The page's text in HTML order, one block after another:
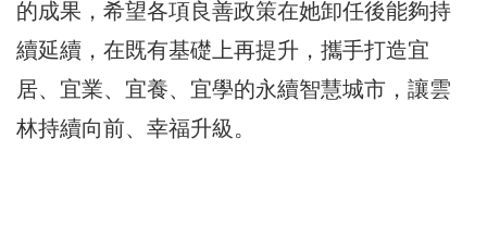
的成果，希望各項良善政策在她卸任後能夠持
續延續，在既有基礎上再提升，攜手打造宜
居、宜業、宜養、宜學的永續智慧城市，讓雲
林持續向前、幸福升級。